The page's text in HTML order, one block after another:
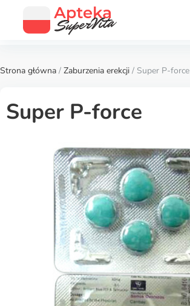
Strona główna / Zaburzenia erekcji / Super P-force
Super P-force